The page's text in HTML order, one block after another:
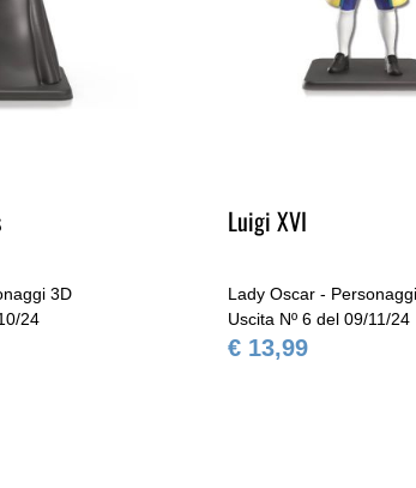
3D
24
Luigi XVI
Lady Oscar -
Uscita Nº 6 del 09/11/24
€ 13,99